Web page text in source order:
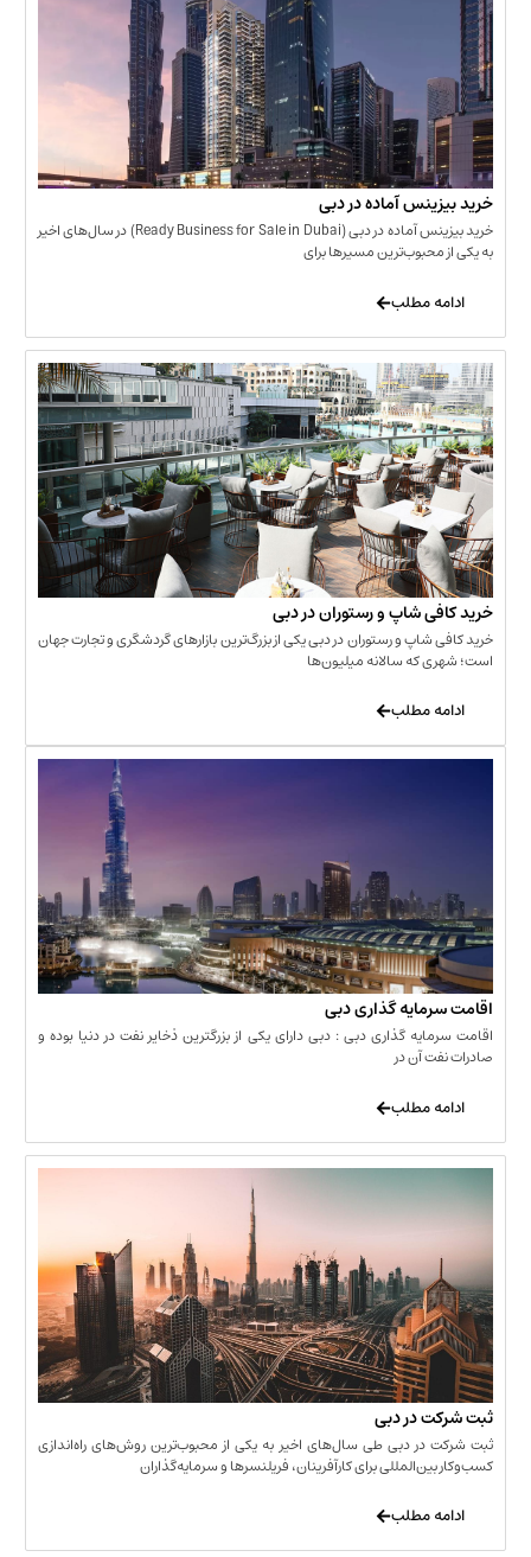
آماده در دبی
خرید بیزینس آماده در دبی (Ready Business for Sale in Dubai) در سال‌های اخیر
مسیرها برای
شاپ و رستوران در دبی
و رستوران در دبی یکی از بزرگ‌ترین بازارهای گردشگری و تجارت جهان
سالانه میلیون‌ها
گذاری دبی
گذاری دبی : دبی دارای یکی از بزرگترین ذخایر نفت در دنیا بوده و
در دبی
دبی طی سال‌های اخیر به یکی از محبوب‌ترین روش‌های راه‌اندازی
برای کارآفرینان، فریلنسرها و سرمایه‌گذاران